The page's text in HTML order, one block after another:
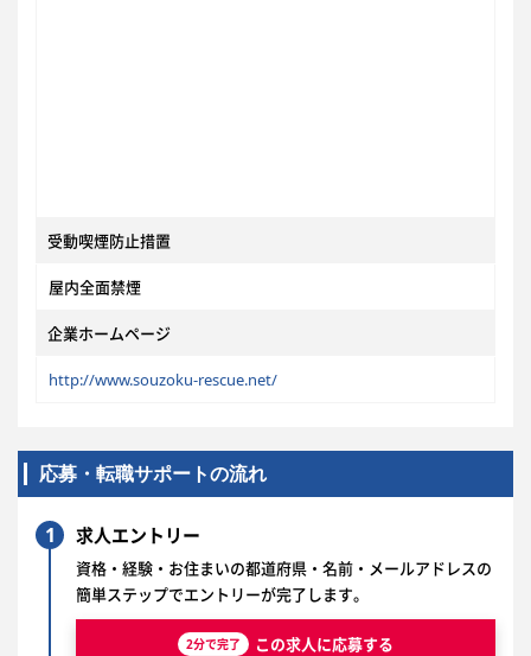
受動喫煙防止措置
屋内全面禁煙
企業ホームページ
http://www.souzoku-rescue.net/
応募・転職サポートの流れ
1 求人エントリー
資格・経験・お住まいの都道府県・名前・メールアドレスの
簡単ステップでエントリーが完了します。
2分で完了 この求人に応募する